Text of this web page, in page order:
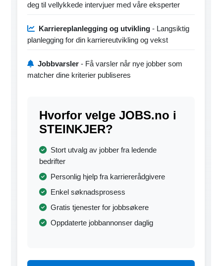
deg til vellykkede intervjuer med våre eksperter
Karriereplanlegging og utvikling - Langsiktig
planlegging for din karriereutvikling og vekst
Jobbvarsler - Få varsler når nye jobber som
matcher dine kriterier publiseres
Hvorfor velge JOBS.no i
STEINKJER?
Stort utvalg av jobber fra ledende
bedrifter
Personlig hjelp fra karriererådgivere
Enkel søknadsprosess
Gratis tjenester for jobbsøkere
Oppdaterte jobbannonser daglig